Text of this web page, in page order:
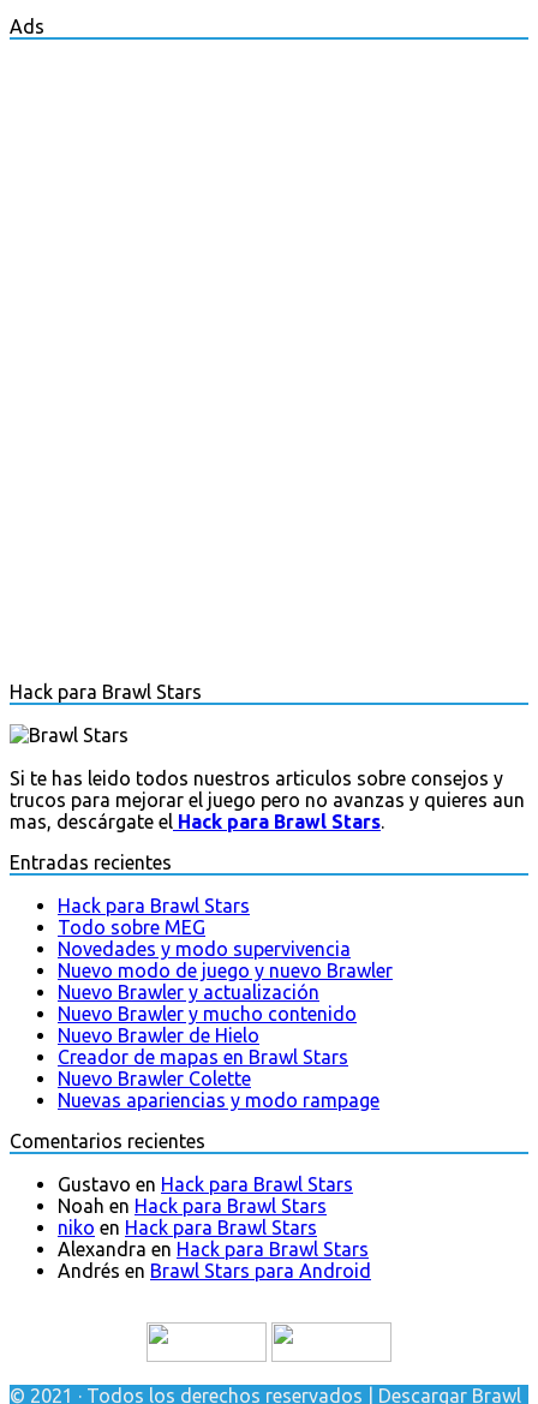
Ads
Hack para Brawl Stars
Si te has leido todos nuestros articulos sobre consejos y
trucos para mejorar el juego pero no avanzas y quieres aun
mas, descárgate el Hack para Brawl Stars.
Entradas recientes
Hack para Brawl Stars
Todo sobre MEG
Novedades y modo supervivencia
Nuevo modo de juego y nuevo Brawler
Nuevo Brawler y actualización
Nuevo Brawler y mucho contenido
Nuevo Brawler de Hielo
Creador de mapas en Brawl Stars
Nuevo Brawler Colette
Nuevas apariencias y modo rampage
Comentarios recientes
Gustavo en Hack para Brawl Stars
Noah en Hack para Brawl Stars
niko en Hack para Brawl Stars
Alexandra en Hack para Brawl Stars
Andrés en Brawl Stars para Android
© 2021 · Todos los derechos reservados | Descargar Brawl